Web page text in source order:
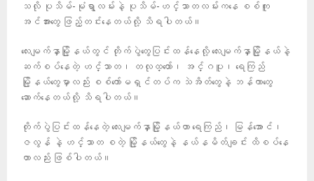
သလို ပုသိမ်-မုံရွာလမ်းနဲ့ ပုသိမ်-ဟင်္သာတလမ်းကနေ စစ်ကူ
အင်အားတွေ ဖြည့်တင်းနေတယ်လို့ သိရပါတယ်။
လေးမျက်နှာမြို့နယ်တွင် တိုက်ပွဲတွေပြင်းထန်နေလို့ လေးမျက်နှာမြို့နယ်နဲ့
ဆက်စပ်နေတဲ့ ဟင်္သာတ၊ တလုထ္ထော်၊ အင်္ဂပူ၊ ရေကြည်
မြို့နယ်တွေမှာလည်း စစ်ကော်မရှင်တပ်က သဲအိတ်တွေနဲ့ ဘန်ကာတွေ
ဆောက်နေတယ်လို့ သိရပါတယ်။
တိုက်ပွဲပြင်းထန်နေတဲ့ လေးမျက်နှာမြို့နယ်ဟာ ရေကြည်၊ မြန်အောင်၊
ဇလွန် နဲ့ ဟင်္သာတ စတဲ့ မြို့နယ်တွေနဲ့ နယ်နမိတ်ချင်း ထိစပ်နေ
တာလည်း ဖြစ်ပါတယ်။